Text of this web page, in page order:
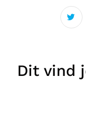
Dit vind